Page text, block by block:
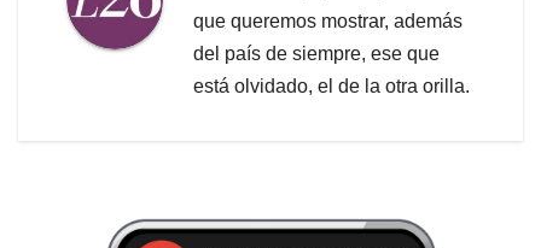
que queremos mostrar, además
del país de siempre, ese que
está olvidado, el de la otra orilla.